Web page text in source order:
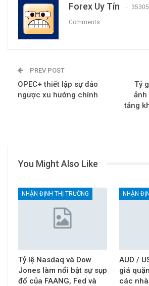
Forex Uy Tín
Comments
PREV POST
OPEC+ thiết lập sự đảo
ngược xu hướng chính
Tỷ
ảnh
tăng
You Might Also Like
NHẬN ĐỊNH THỊ TRƯỜNG
Tỷ lệ Nasdaq và Dow
Jones làm nổi bật sự sụp
đổ của FAANG, Fed và
NHẬN
AUD /
giá
các